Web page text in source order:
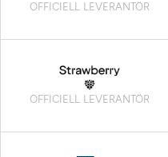
OFFICIELL LEVERANTÖR
OFFICIELL LEVERANTÖR